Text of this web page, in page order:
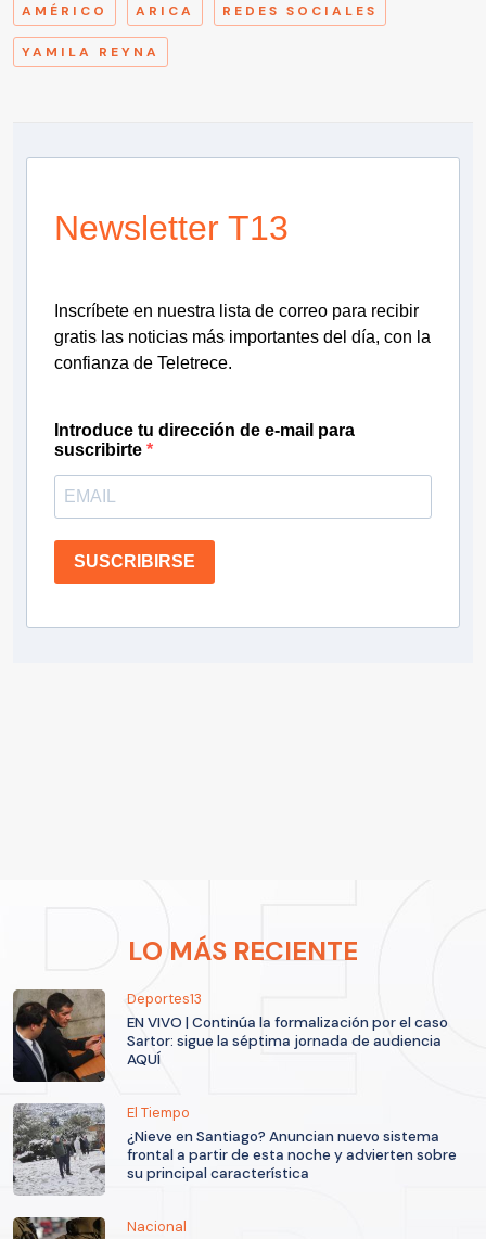
AMÉRICO ARICA REDES SOCIALES
YAMILA REYNA
Newsletter T13
Inscríbete en nuestra lista de correo para recibir
gratis las noticias más importantes del día, con la
confianza de Teletrece.
Introduce tu dirección de e-mail para
suscribirte
SUSCRIBIRSE
LO MÁS RECIENTE
Deportes13
EN VIVO | Continúa la formalización por el caso
Sartor: sigue la séptima jornada de audiencia
AQUÍ
El Tiempo
¿Nieve en Santiago? Anuncian nuevo sistema
frontal a partir de esta noche y advierten sobre
su principal característica
Nacional